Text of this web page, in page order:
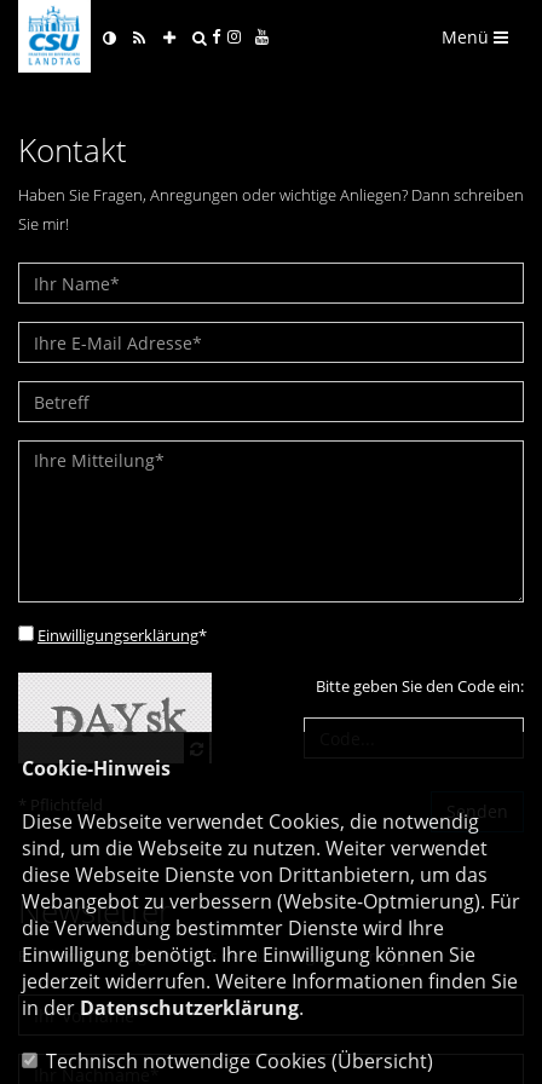
Menü
Kontakt
Haben Sie Fragen, Anregungen oder wichtige Anliegen? Dann schreiben
Sie mir!
Einwilligungserklärung*
Bitte geben Sie den Code ein:
* Pflichtfeld
Newsletter
Erhalten Sie Neuigkeiten aus dem Landtag und der Region.
Cookie-Hinweis
Diese Webseite verwendet Cookies, die notwendig
sind, um die Webseite zu nutzen. Weiter verwendet
diese Webseite Dienste von Drittanbietern, um das
Webangebot zu verbessern (Website-Optmierung). Für
die Verwendung bestimmter Dienste wird Ihre
Einwilligung benötigt. Ihre Einwilligung können Sie
jederzeit widerrufen. Weitere Informationen finden Sie
in der Datenschutzerklärung.
Technisch notwendige Cookies (Übersicht)